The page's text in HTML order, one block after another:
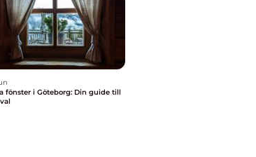
fönster i Göteborg: Din guide till